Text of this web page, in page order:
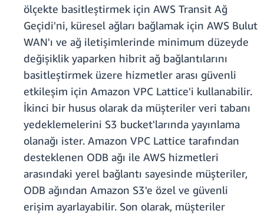
ölçekte basitleştirmek için AWS Transit Ağ
Geçidi'ni, küresel ağları bağlamak için AWS Bulut
WAN'ı ve ağ iletişimlerinde minimum düzeyde
değişiklik yaparken hibrit ağ bağlantılarını
basitleştirmek üzere hizmetler arası güvenli
etkileşim için Amazon VPC Lattice'i kullanabilir.
İkinci bir husus olarak da müşteriler veri tabanı
yedeklemelerini S3 bucket'larında yayınlama
olanağı ister. Amazon VPC Lattice tarafından
desteklenen ODB ağı ile AWS hizmetleri
arasındaki yerel bağlantı sayesinde müşteriler,
ODB ağından Amazon S3'e özel ve güvenli
erişim ayarlayabilir. Son olarak, müşteriler